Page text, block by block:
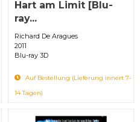
Hart am Limit [Blu-
ray...
Richard De Aragues
2011
Blu-ray 3D
Auf Bestellung (Lieferung innert 7-
14 Tagen)